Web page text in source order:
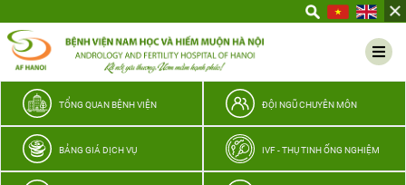
thương
TỔNG QUAN BỆNH VIỆN ĐỘI NGŨ CHUYÊN MÔN
BẢNG GIÁ DỊCH VỤ IVF - THỤ TINH ỐNG NGHIỆM